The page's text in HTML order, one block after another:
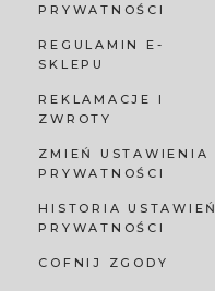
PRYWATNOŚCI
REGULAMIN E-
SKLEPU
REKLAMACJE I
ZWROTY
ZMIEŃ USTAWIENIA
PRYWATNOŚCI
HISTORIA USTAWIEŃ
PRYWATNOŚCI
COFNIJ ZGODY